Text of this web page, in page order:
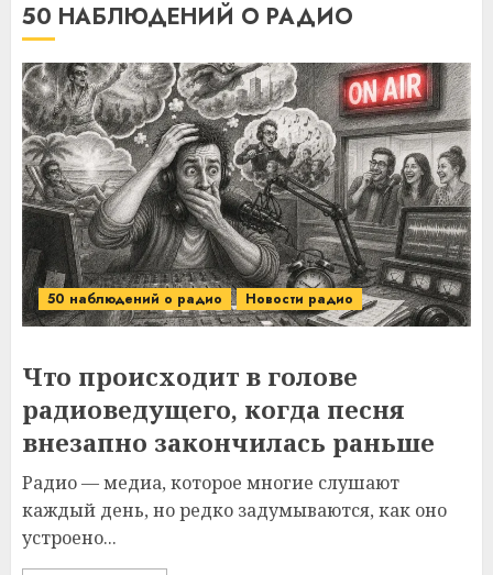
50 НАБЛЮДЕНИЙ О РАДИО
50 наблюдений о радио Новости радио
Что происходит в голове
радиоведущего, когда песня
внезапно закончилась раньше
Радио — медиа, которое многие слушают
каждый день, но редко задумываются, как оно
устроено...